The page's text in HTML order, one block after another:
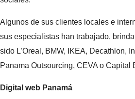
Algunos de sus clientes locales e
sus especialistas han trabajado,
sido L’Oreal, BMW, IKEA, Decathlon,
Panama Outsourcing, CEVA o Capital
Digital web Panamá